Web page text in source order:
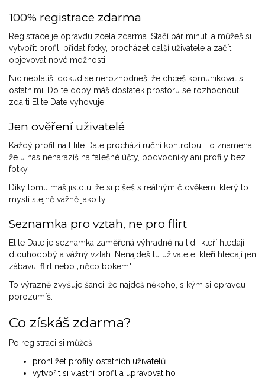
100% registrace zdarma
Registrace je opravdu zcela zdarma. Stačí pár minut, a můžeš si
vytvořit profil, přidat fotky, procházet další uživatele a začít
objevovat nové možnosti.
Nic neplatíš, dokud se nerozhodneš, že chceš komunikovat s
ostatními. Do té doby máš dostatek prostoru se rozhodnout,
zda ti Elite Date vyhovuje.
Jen ověření uživatelé
Každý profil na Elite Date prochází ruční kontrolou. To znamená,
že u nás nenarazíš na falešné účty, podvodníky ani profily bez
fotky.
Díky tomu máš jistotu, že si píšeš s reálným člověkem, který to
myslí stejně vážně jako ty.
Seznamka pro vztah, ne pro flirt
Elite Date je seznamka zaměřená výhradně na lidi, kteří hledají
dlouhodobý a vážný vztah. Nenajdeš tu uživatele, kteří hledají jen
zábavu, flirt nebo „něco bokem".
To výrazně zvyšuje šanci, že najdeš někoho, s kým si opravdu
porozumíš.
Co získáš zdarma?
Po registraci si můžeš:
prohlížet profily ostatních uživatelů
vytvořit si vlastní profil a upravovat ho